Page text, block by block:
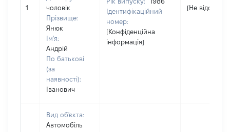
1
чоловік
Прізвище:
Янюк
Ім'я:
Андрій
По батькові
(за
наявності):
Іванович
Ідентифікаційний
номер:
[Конфіденційна
інформація]
[Не відомо]
Вид об'єкта:
Автомобіль